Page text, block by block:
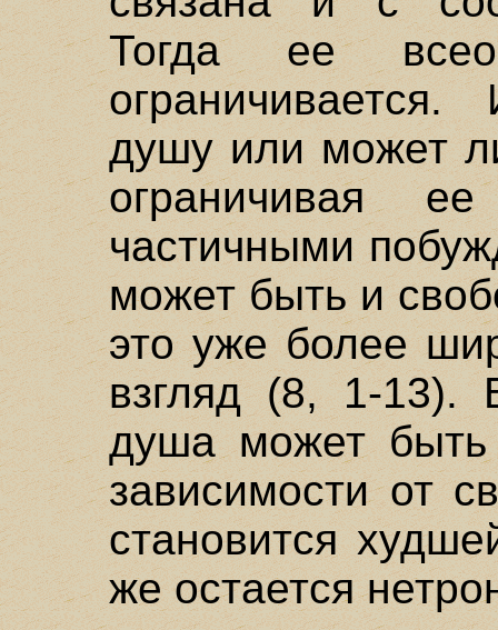
Тогда ее
душу или может
ограничивая
частичными
может быть и
это уже более
взгляд (8, 1-13).
душа может
зависимости от
становится
же остается